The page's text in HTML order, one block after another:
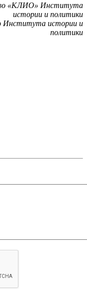
«КЛИО» Института
истории и политики
Института истории и
политики